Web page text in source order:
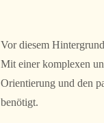
Vor diesem
Mit einer komplexen
Orientierung und den
benötigt.